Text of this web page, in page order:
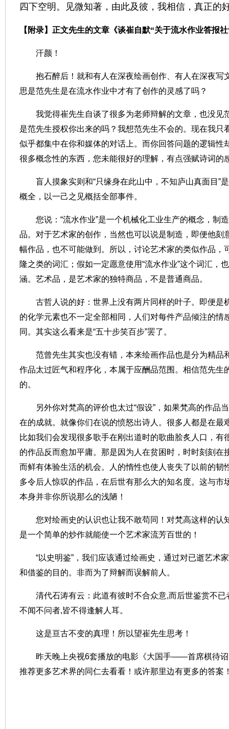
四下空明。见微知著，由此及彼，我相信，真正的
【附录】正文先生的文章《谈崔自默“关于流水作业答报
汗颜！
抱石醉后！就和有人在深夜绘画创作、有人在深夜写
思是范先生是在流水作业中才有了创作的灵感了吗？
我觉得崔先生自谈了很多为老师辩解的文章，也没见
是范先生授权你出来的吗？我想范先生不会的。现在我只
似乎都集中在你和媒体的对话上。而你回答问题的逻辑性
很多概念性的东西，您未能很好的理解，有点强赋诗词的
盲人摸象实则和“只缘身在此山中，不知庐山真面目 ”
概全，以一己之见概括全部事件。
您说： “流水作业”是一个机械化工业生产的概念，制
品。对于艺术家的创作，当然也可以说是制造，即便他刻
幅作品，也不可能做到。所以，讨论艺术家的类似作品，
隆之类的词汇；假如一定愿意使用“流水作业”这个词汇，
涵。艺术品，是艺术家的独特商品，不是普通商品。
古哲人说的好：世界上没有两片同样的叶子。即便是
的化学元素也不一定全部相同，人们对每件产品倾注的情
同。其实这么看来是“五十步笑百步”罢了。
范曾先生其实也没有错，本来绘画作品也是分为精品
作品太过匠气和程序化，本属于应酬品范围。 相信范先生
的。
另外你对梵高的评价也太过“假设” ，如果梵高的作品
在的成就。就像你们在说的愤怒出诗人。很多人都是在最
比如我们会发现很多歌手在刚出道时的歌曲脍炙人口，有
的作品反而愈加平庸。那是因为人在贫困时，时时刻刻在
而鲜有体验生活的机会。人的惰性也使人丧失了以前的韧
多令后人惊叹的作品，在后世有那么大的知名度。这与市
本身并非你所说那么的浅陋！
您对绘画史的认识也让我不敢苟同！对梵高这样的认
是一个简单的炒作就能使一个艺术家流芳百世的！
“以史明鉴” ，我们应该通过绘画史，通过对已逝艺术
和借鉴的目的。非而为了辩解而误解前人。
清代石涛有云：此道有彼时不合众意,而后世鉴赏不已
不闻不问者,皆不得逢解人耳。
这是亘古不变的真理！所以望崔先生思考！
昨天晚上央视6套播放的电影《大国手——首席棋待
推荐更多艺术界的同仁去看看！或许那里边有更多的答案